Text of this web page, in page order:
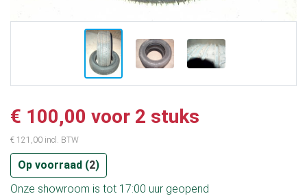
€ 100,00 voor 2 stuks
€ 121,00 incl. BTW
Op voorraad (2)
Onze showroom is tot 17:00 uur geopend